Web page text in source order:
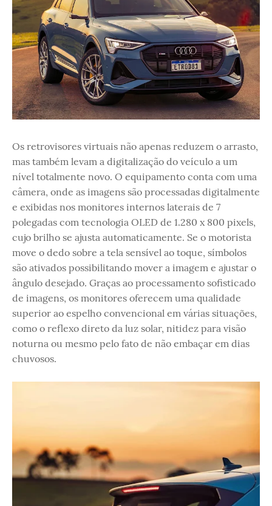
Os retrovisores virtuais não apenas reduzem o arrasto,
mas também levam a digitalização do veículo a um
nível totalmente novo. O equipamento conta com uma
câmera, onde as imagens são processadas digitalmente
e exibidas nos monitores internos laterais de 7
polegadas com tecnologia OLED de 1.280 x 800 pixels,
cujo brilho se ajusta automaticamente. Se o motorista
move o dedo sobre a tela sensível ao toque, símbolos
são ativados possibilitando mover a imagem e ajustar o
ângulo desejado. Graças ao processamento sofisticado
de imagens, os monitores oferecem uma qualidade
superior ao espelho convencional em várias situações,
como o reflexo direto da luz solar, nitidez para visão
noturna ou mesmo pelo fato de não embaçar em dias
chuvosos.